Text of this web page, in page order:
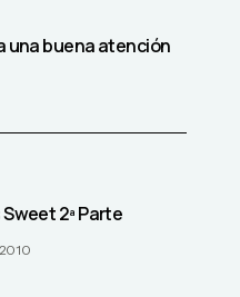
una buena atención
2ª Parte